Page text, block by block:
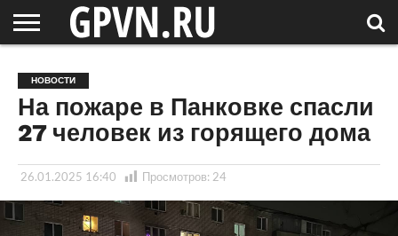
ОБЛАСТЬ
НОВОСТИ
СОСЕДЕЙ
РОССИЯ
/ МИР
СПЕЦПРОЕКТЫ
БЛОГ
СТАТЬИ
ФОТОРЕПОРТАЖИ
ИНТЕРВЬЮ
ОБЪЕКТЫ
ПОДБОРКИ
НОВОСТИ
На пожаре в Панковке спасли
27 человек из горящего дома
26.01.2025 16:40 Просмотров: 24